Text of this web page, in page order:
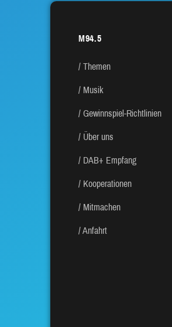
M94.5
Themen
Musik
Gewinnspiel-Richtlinien
Über uns
DAB+ Empfang
Kooperationen
Mitmachen
Anfahrt